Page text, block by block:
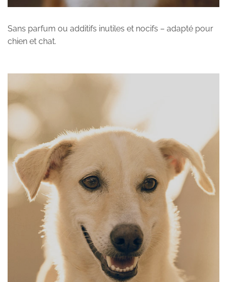
Sans parfum ou additifs inutiles et nocifs – adapté pour
chien et chat.